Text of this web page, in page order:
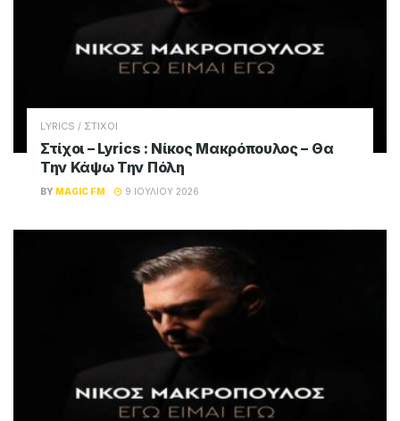
LYRICS / ΣΤΙΧΟΙ
Στίχοι – Lyrics : Νίκος Μακρόπουλος – Θα
Την Κάψω Την Πόλη
BY MAGIC FM 9 ΙΟΥΛΊΟΥ 2026